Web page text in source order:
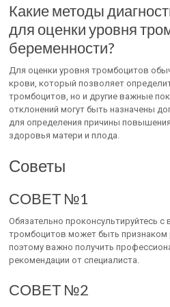
Какие методы
для оценки уровня
беременности?
Для оценки уровня тромбоцитов
крови, который позволяет
тромбоцитов, но и другие важные
отклонений могут быть назначены
для определения причины
здоровья матери и плода.
Советы
СОВЕТ №1
Обязательно проконсультируйтесь
тромбоцитов может быть признаком
поэтому важно получить
рекомендации от специалиста.
СОВЕТ №2